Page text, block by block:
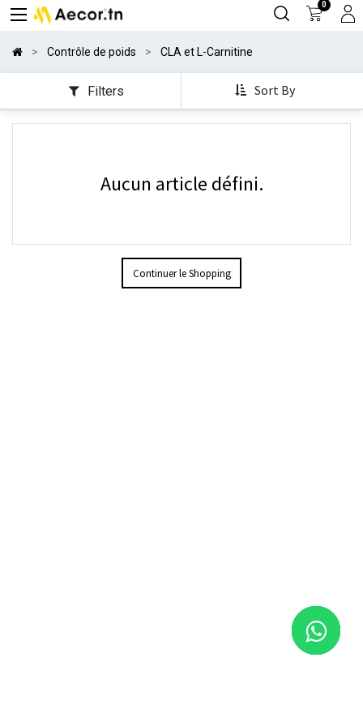
0
Contrôle de poids CLA et L-Carnitine
Filters Sort By
Aucun article défini.
Continuer le Shopping